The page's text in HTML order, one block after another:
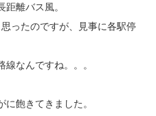
離バス風。
ったのですが、見事に各駅停
なんですね。。。
飽きてきました。